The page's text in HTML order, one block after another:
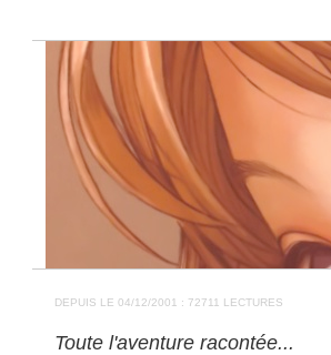
DEPUIS LE 04/12/2001 : 72711 LECTURES
Toute l'aventure racontée...